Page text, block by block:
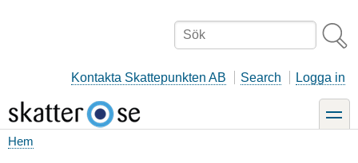
Sök
Kontakta Skattepunkten AB Search Logga in
toggle
Hem